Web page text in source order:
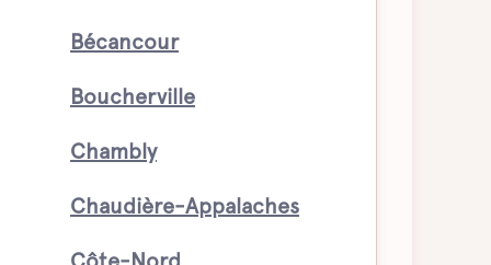
Bécancour
Boucherville
Chambly
Chaudière-Appalaches